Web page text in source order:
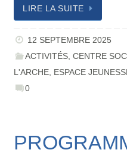
LIRE LA SUITE
12 SEPTEMBRE 2025
ACTIVITÉS ,CENTRE
L'ARCHE ESPACE
0